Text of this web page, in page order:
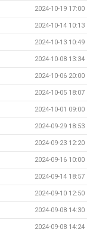
2024-10-19 17:00
2024-10-14 10:13
2024-10-13 10:49
2024-10-08 13:34
2024-10-06 20:00
2024-10-05 18:07
2024-10-01 09:00
2024-09-29 18:53
2024-09-23 12:20
2024-09-16 10:00
2024-09-14 18:57
2024-09-10 12:50
2024-09-08 14:30
2024-09-08 14:24